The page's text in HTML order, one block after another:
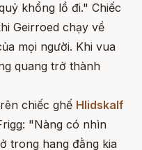
khổng lồ đi." Chiếc
Geirroed chạy về
mọi người. Khi vua
quang trở thành
chiếc ghế Hlidskalf
"Nàng có nhìn
trong hang đằng kia